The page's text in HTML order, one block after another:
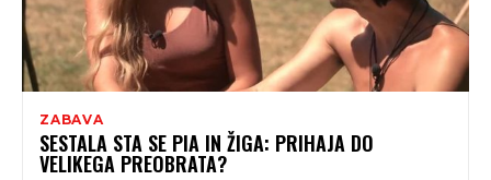
ZABAVA
SESTALA STA SE PIA IN ŽIGA: PRIHAJA DO
VELIKEGA PREOBRATA?